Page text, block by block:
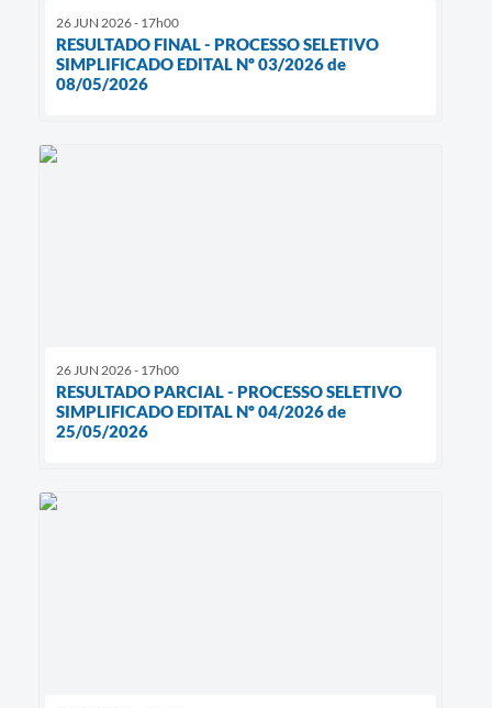
26 JUN 2026 - 17h00
RESULTADO FINAL - PROCESSO SELETIVO
SIMPLIFICADO EDITAL Nº 03/2026 de
08/05/2026
26 JUN 2026 - 17h00
RESULTADO PARCIAL - PROCESSO SELETIVO
SIMPLIFICADO EDITAL Nº 04/2026 de
25/05/2026